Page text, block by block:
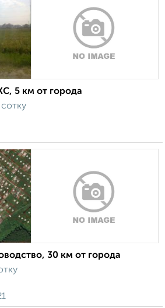
5 км от города
сотку
30 км от города